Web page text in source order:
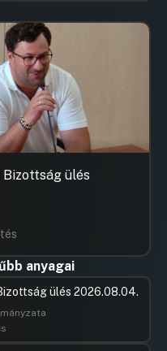
Bizottság ülés
anyagai
ülés 2026.08.04.